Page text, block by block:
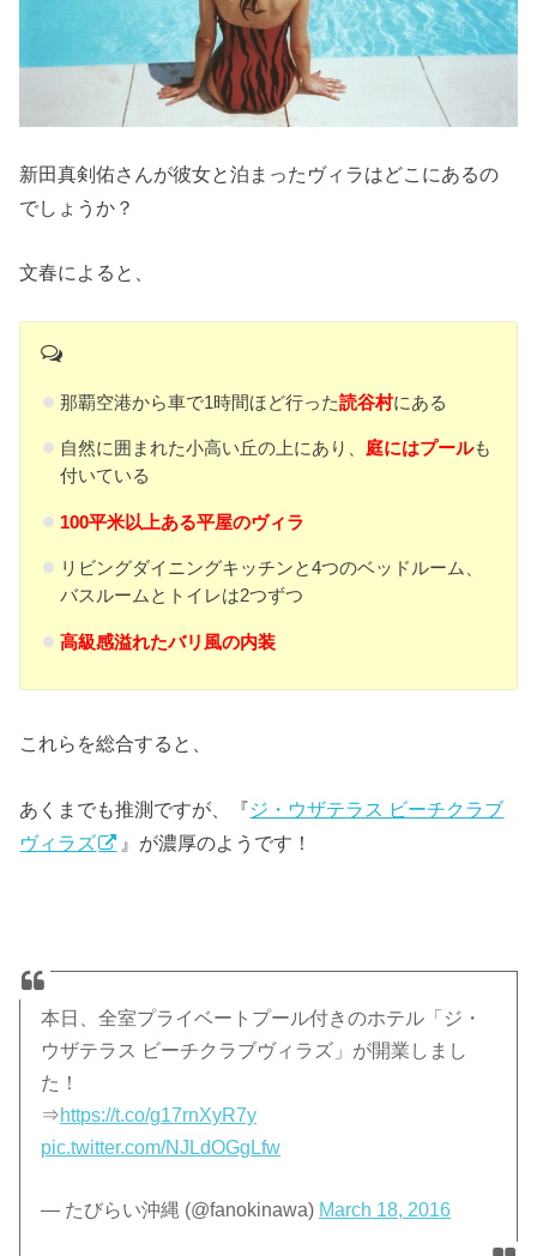
新田真剣佑さんが彼女と泊まったヴィラはどこにあるの
でしょうか？
文春によると、
那覇空港から車で1時間ほど行った読谷村にある
自然に囲まれた小高い丘の上にあり、 庭にはプールも
付いている
100平米以上ある平屋のヴィラ
リビングダイニングキッチンと4つのベッドルーム、
バスルームとトイレは2つずつ
高級感溢れたバリ風の内装
これらを総合すると、
あくまでも推測ですが、『ジ・ウザテラス ビーチクラブ
ヴィラズ
』が濃厚のようです！
本日、全室プライベートプール付きのホテル「ジ・
ウザテラス ビーチクラブヴィラズ」が開業しまし
た！
⇒https://t.co/g17rnXyR7y
pic.twitter.com/NJLdOGgLfw
— たびらい沖縄 (@fanokinawa) March 18, 2016